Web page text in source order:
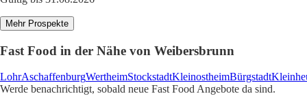
Mehr Prospekte
Fast Food in der Nähe von Weibersbrunn
LohrAschaffenburgWertheimStockstadtKleinostheimBürgstadt
Werde benachrichtigt, sobald neue Fast Food Angebote da sind.